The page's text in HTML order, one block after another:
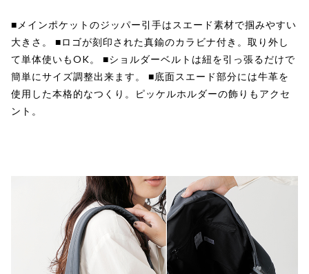
■メインポケットのジッパー引手はスエード素材で掴みやすい
大きさ。 ■ロゴが刻印された真鍮のカラビナ付き。取り外し
て単体使いもOK。 ■ショルダーベルトは紐を引っ張るだけで
簡単にサイズ調整出来ます。 ■底面スエード部分には牛革を
使用した本格的なつくり。ピッケルホルダーの飾りもアクセ
ント。